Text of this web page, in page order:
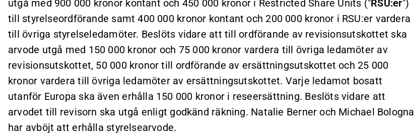
utgå med 900 000 kronor kontant och 450 000 kronor i Restricted Share Units ("RSU:er")
till styrelseordförande samt 400 000 kronor kontant och 200 000 kronor i RSU:er vardera
till övriga styrelseledamöter. Beslöts vidare att till ordförande av revisionsutskottet ska
arvode utgå med 150 000 kronor och 75 000 kronor vardera till övriga ledamöter av
revisionsutskottet, 50 000 kronor till ordförande av ersättningsutskottet och 25 000
kronor vardera till övriga ledamöter av ersättningsutskottet. Varje ledamot bosatt
utanför Europa ska även erhålla 150 000 kronor i reseersättning. Beslöts vidare att
arvodet till revisorn ska utgå enligt godkänd räkning. Natalie Berner och Michael Bologna
har avböjt att erhålla styrelsearvode.